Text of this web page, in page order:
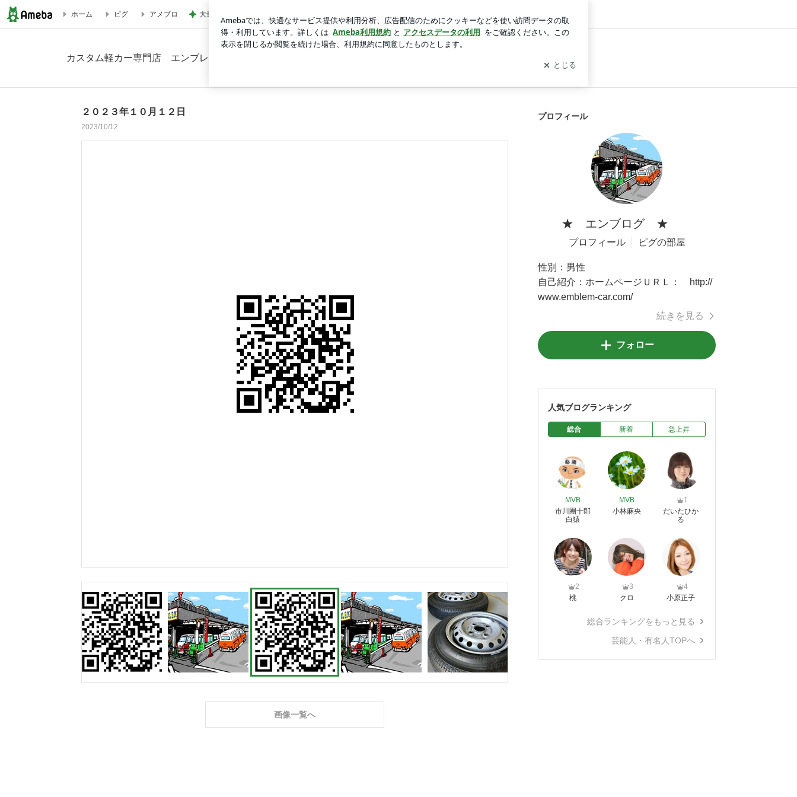
ホーム ピグ アメブロ 大量に買い配り歩いたとうもろこし
カスタム軽カー専門店 エンブレムのブログ
２０２３年１０月１２日
2023/10/12
画像一覧へ
プロフィール
★ エンブログ ★
プロフィール ピグの部屋
性別： 男性
自己紹介： ホームページＵＲＬ： http://
www.emblem-car.com/
続きを見る
フォロー
人気ブログランキング
総合 新着 急上昇
MVB
市川團十郎
白猿
MVB
小林麻央
1
だいたひか
る
2
桃
3
クロ
4
小原正子
総合ランキングをもっと見る
芸能人・有名人TOPへ